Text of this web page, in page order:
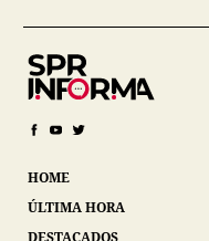
HOME
ÚLTIMA HORA
DESTACADOS